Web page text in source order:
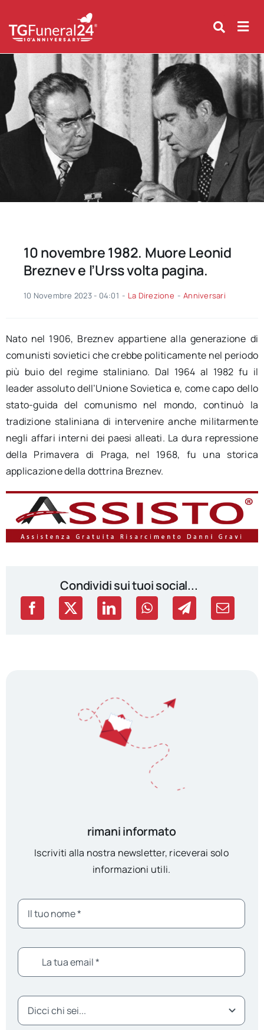
content
10 novembre 1982. Muore Leonid
Breznev e l’Urss volta pagina.
10 Novembre 2023 - 04:01 - La Direzione - Anniversari
Nato nel 1906, Breznev appartiene alla generazione di
comunisti sovietici che crebbe politicamente nel periodo
più buio del regime staliniano. Dal 1964 al 1982 fu il
leader assoluto dell’Unione Sovietica e, come capo dello
stato-guida del comunismo nel mondo, continuò la
tradizione staliniana di intervenire anche militarmente
negli affari interni dei paesi alleati. La dura repressione
della Primavera di Praga, nel 1968, fu una storica
applicazione della dottrina Breznev.
Condividi sui tuoi social...
rimani informato
Iscriviti alla nostra newsletter, riceverai solo
informazioni utili.